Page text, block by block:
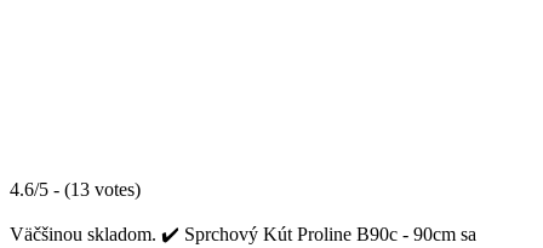
4.6/5 - (13 votes)
Väčšinou skladom. ✔️ Sprchový Kút Proline B90c - 90cm sa